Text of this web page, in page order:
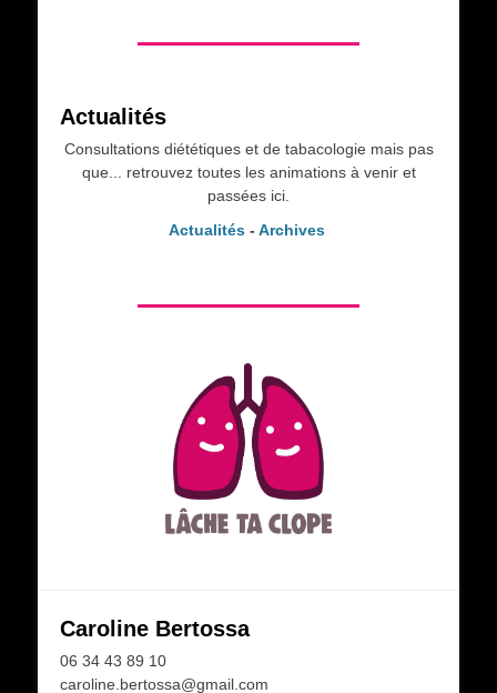
Actualités
Consultations diététiques et de tabacologie mais pas
que... retrouvez toutes les animations à venir et
passées ici.
Actualités- Archives
Caroline Bertossa
06 34 43 89 10
caroline.bertossa@gmail.com